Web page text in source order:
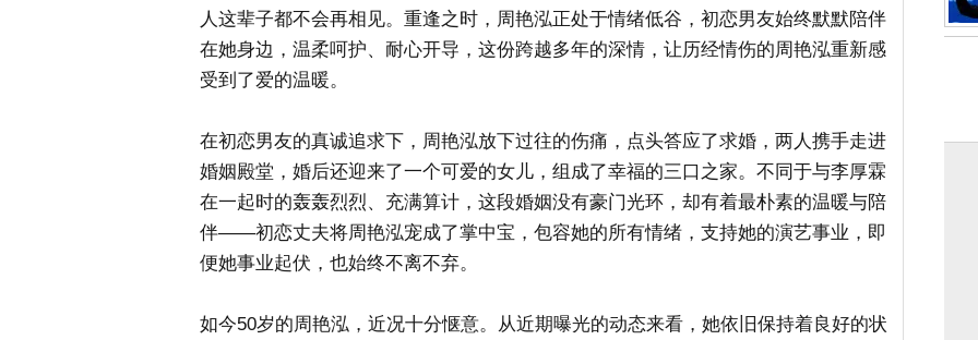
人这辈子都不会再相见。重逢之时，周艳泓正处于情绪低谷，初恋男友始终默默陪伴
在她身边，温柔呵护、耐心开导，这份跨越多年的深情，让历经情伤的周艳泓重新感
受到了爱的温暖。
在初恋男友的真诚追求下，周艳泓放下过往的伤痛，点头答应了求婚，两人携手走进
婚姻殿堂，婚后还迎来了一个可爱的女儿，组成了幸福的三口之家。不同于与李厚霖
在一起时的轰轰烈烈、充满算计，这段婚姻没有豪门光环，却有着最朴素的温暖与陪
伴——初恋丈夫将周艳泓宠成了掌中宝，包容她的所有情绪，支持她的演艺事业，即
便她事业起伏，也始终不离不弃。
如今50岁的周艳泓，近况十分惬意。从近期曝光的动态来看，她依旧保持着良好的状